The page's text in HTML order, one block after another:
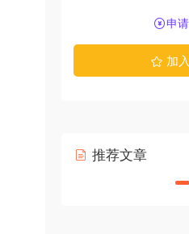
申
加
推荐文章